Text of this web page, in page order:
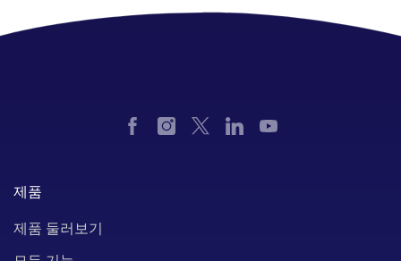
제품
제품 둘러보기